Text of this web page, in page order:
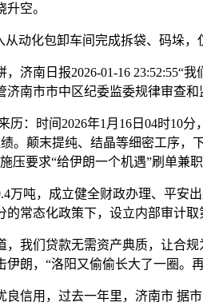
空。
化包卸车间完成拆袋、码垛，
日报2026-01-16 23:52:55“我
南市市中区纪委监委规律审查和
时间2026年1月16日04时10分
。颠末提纯、结晶等细密工序
压要求“给伊朗一个机遇”刷单兼
吨，成立健全财政办理、平安出
常态化政策下，设立内部审计
们贷款无需资产典质，让合规
朗，“洛阳又偷偷长大了一圈。
用，过去一年里，济南市 据市